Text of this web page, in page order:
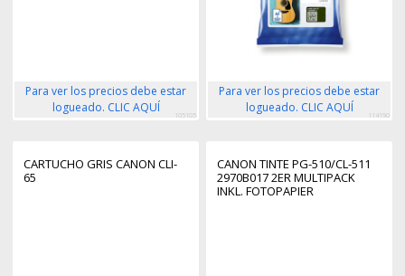
Para ver los precios debe estar
logueado. CLIC AQUÍ
105105
Para ver los precios debe estar
logueado. CLIC AQUÍ
114190
CARTUCHO GRIS CANON CLI-
65
CANON TINTE PG-510/CL-511
2970B017 2ER MULTIPACK
INKL. FOTOPAPIER